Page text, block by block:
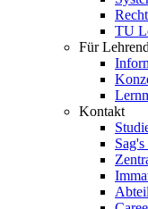
TU
Für
Kontakt